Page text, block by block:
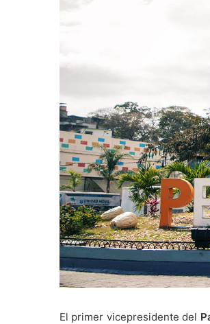
El primer vicepresidente del